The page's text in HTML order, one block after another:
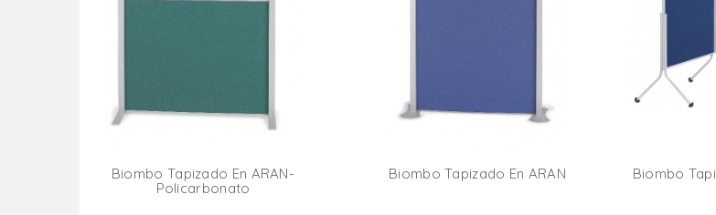
Biombo Tapizado En ARAN-
Policarbonato
Biombo Tapizado En ARAN
Biombo